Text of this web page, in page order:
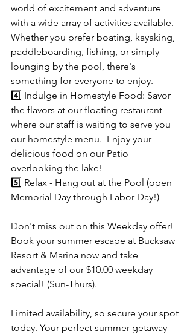
world of excitement and adventure
with a wide array of activities available.
Whether you prefer boating, kayaking,
paddleboarding, fishing, or simply
lounging by the pool, there's
something for everyone to enjoy.
4️⃣ Indulge in Homestyle Food: Savor
the flavors at our floating restaurant
where our staff is waiting to serve you
our homestyle menu.  Enjoy your
delicious food on our Patio
overlooking the lake!
5️⃣ Relax - Hang out at the Pool (open
Memorial Day through Labor Day!)
Don't miss out on this Weekday offer!
Book your summer escape at Bucksaw
Resort & Marina now and take
advantage of our $10.00 weekday
special! (Sun-Thurs).
Limited availability, so secure your spot
today. Your perfect summer getaway